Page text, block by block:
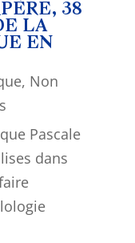
38
LA
EN
, Non
Pascale
dans